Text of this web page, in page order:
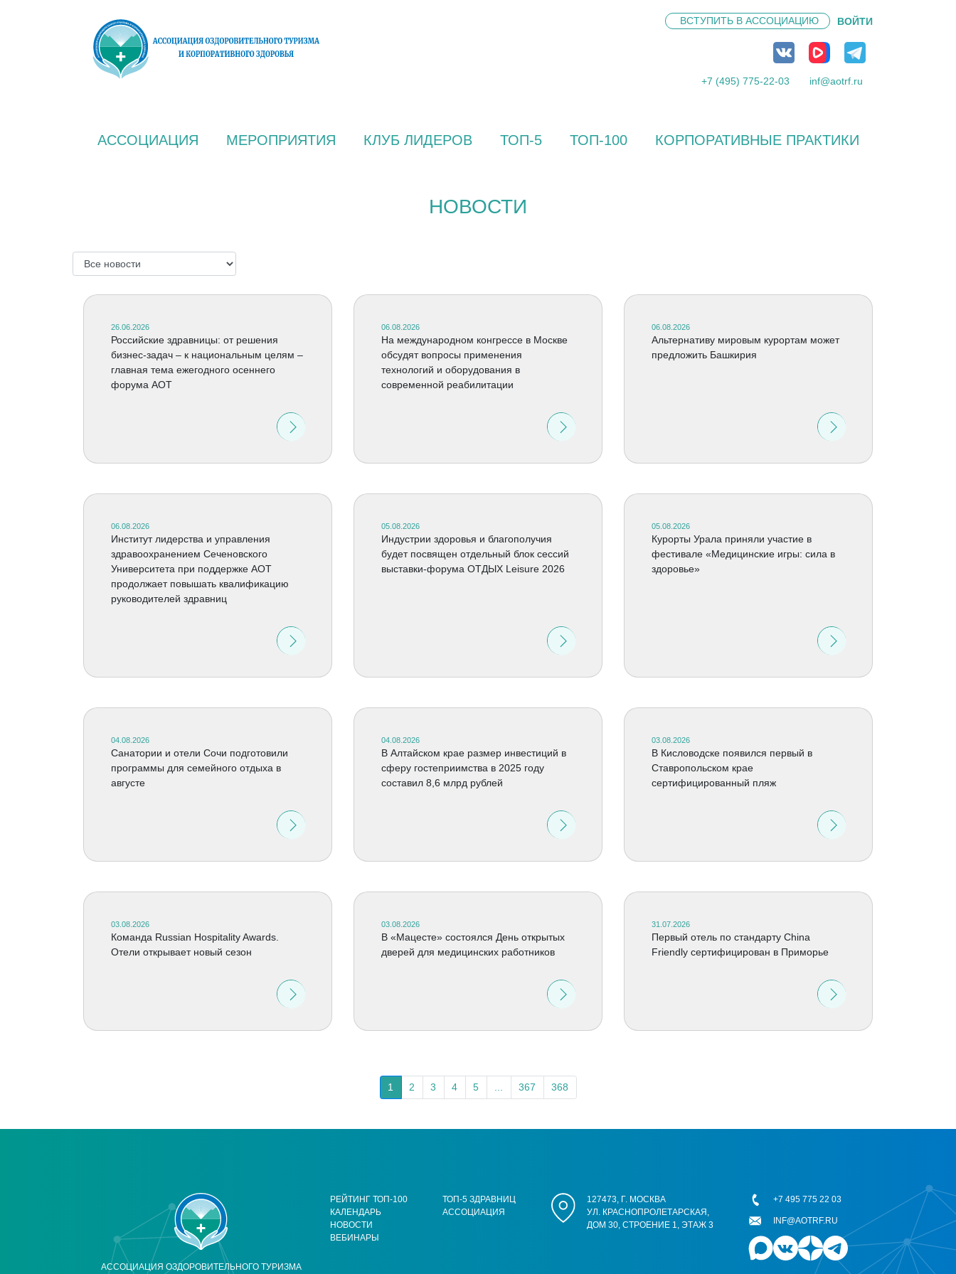
ВСТУПИТЬ В АССОЦИАЦИЮ ВОЙТИ
+7 (495) 775-22-03 inf@aotrf.ru
АССОЦИАЦИЯ МЕРОПРИЯТИЯ КЛУБ ЛИДЕРОВ ТОП-5 ТОП-100 КОРПОРАТИВНЫЕ ПРАКТИКИ
НОВОСТИ
26.06.2026
Российские здравницы: от решения
бизнес-задач – к национальным целям –
главная тема ежегодного осеннего
форума АОТ
06.08.2026
На международном конгрессе в Москве
обсудят вопросы применения
технологий и оборудования в
современной реабилитации
06.08.2026
Альтернативу мировым курортам может
предложить Башкирия
06.08.2026
Институт лидерства и управления
здравоохранением Сеченовского
Университета при поддержке АОТ
продолжает повышать квалификацию
руководителей здравниц
05.08.2026
Индустрии здоровья и благополучия
будет посвящен отдельный блок сессий
выставки-форума ОТДЫХ Leisure 2026
05.08.2026
Курорты Урала приняли участие в
фестивале «Медицинские игры: сила в
здоровье»
04.08.2026
Санатории и отели Сочи подготовили
программы для семейного отдыха в
августе
04.08.2026
В Алтайском крае размер инвестиций в
сферу гостеприимства в 2025 году
составил 8,6 млрд рублей
03.08.2026
В Кисловодске появился первый в
Ставропольском крае
сертифицированный пляж
03.08.2026
Команда Russian Hospitality Awards.
Отели открывает новый сезон
03.08.2026
В «Мацесте» состоялся День открытых
дверей для медицинских работников
31.07.2026
Первый отель по стандарту China
Friendly сертифицирован в Приморье
1 2 3 4 5 367 368
АССОЦИАЦИЯ ОЗДОРОВИТЕЛЬНОГО ТУРИЗМА
РЕЙТИНГ ТОП-100
КАЛЕНДАРЬ
НОВОСТИ
ВЕБИНАРЫ
ТОП-5 ЗДРАВНИЦ
АССОЦИАЦИЯ
127473, Г. МОСКВА
УЛ. КРАСНОПРОЛЕТАРСКАЯ,
ДОМ 30, СТРОЕНИЕ 1, ЭТАЖ 3
+7 495 775 22 03
INF@AOTRF.RU